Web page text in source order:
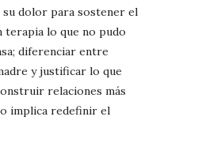
dolor para sostener el
terapia lo que no pudo
diferenciar entre
y justificar lo que
relaciones más
implica redefinir el